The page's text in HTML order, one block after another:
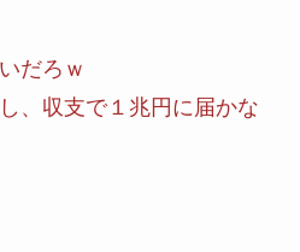
だろｗ
、収支で１兆円に届かな